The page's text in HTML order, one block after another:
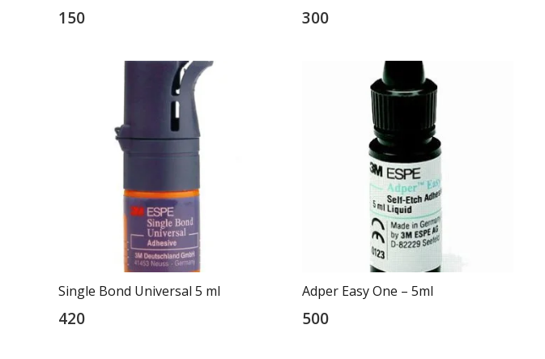
150 300
Single Bond Universal 5 ml
420
Adper Easy One – 5ml
500